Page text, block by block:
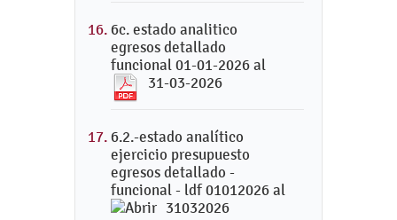
6c. estado analitico
egresos detallado
funcional 01-01-2026 al
31-03-2026
6.2.-estado analítico
ejercicio presupuesto
egresos detallado -
funcional - ldf 01012026 al
31032026